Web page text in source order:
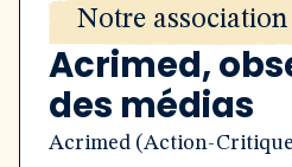
Notre association
Acrimed,
des médias
Acrimed (Action-